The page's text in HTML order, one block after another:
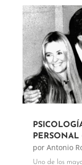
por Antonio
Uno de los